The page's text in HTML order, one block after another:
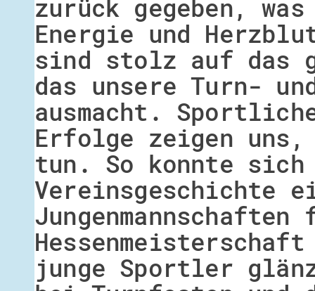
zurück gegeben,
Energie und
sind stolz auf das
das unsere Turn-
ausmacht.
Erfolge zeigen
tun. So konnte
Vereinsgeschichte
junge Sportler